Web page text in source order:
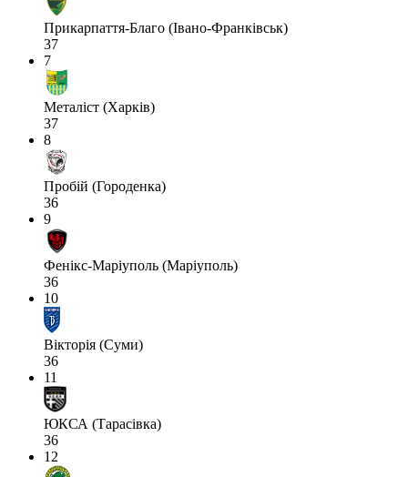
Прикарпаття-Благо (Івано-Франківськ)
37
7
Металіст (Харків)
37
8
Пробій (Городенка)
36
9
Фенікс-Маріуполь (Маріуполь)
36
10
Вікторія (Суми)
36
11
ЮКСА (Тарасівка)
36
12